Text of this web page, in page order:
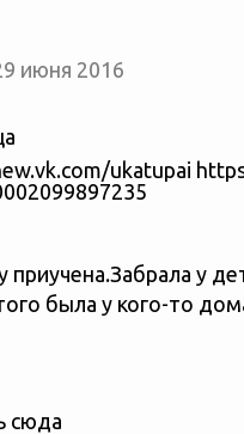
июня 2016
ukatupai
приучена.Забрала у
была у кого-то
сюда